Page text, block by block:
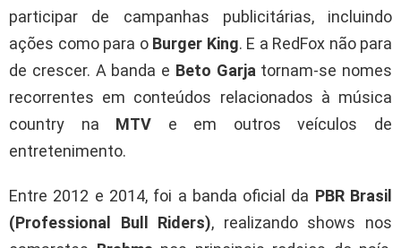
participar de campanhas publicitárias, incluindo
ações como para o Burger King. E a RedFox não para
de crescer. A banda e Beto Garja tornam-se nomes
recorrentes em conteúdos relacionados à música
country na MTV e em outros veículos de
entretenimento.
Entre 2012 e 2014, foi a banda oficial da PBR Brasil
(Professional Bull Riders), realizando shows nos